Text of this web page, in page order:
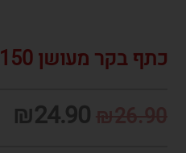
כתף בקר מעושן 150 גרם
₪24.90